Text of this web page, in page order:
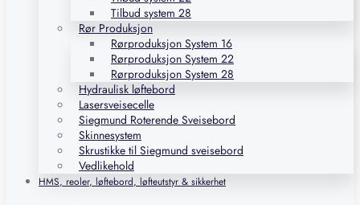
Tilbud system 28
Rør Produksjon
Rørproduksjon System 16
Rørproduksjon System 22
Rørproduksjon System 28
Hydraulisk løftebord
Lasersveisecelle
Siegmund Roterende Sveisebord
Skinnesystem
Skrustikke til Siegmund sveisebord
Vedlikehold
HMS, reoler, løftebord, løfteutstyr & sikkerhet